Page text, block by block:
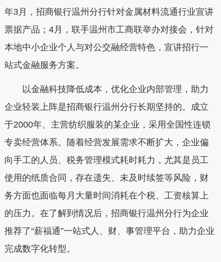
年3月，招商银行温州分行针对金属材料流通行业宣讲
票据产品；4月，联手温州市工商联举办对接会，针对
本地中小企业个人与对公交融经营特色，宣讲招行一
站式金融服务方案。
以金融科技降低成本，优化企业内部管理，助力
企业轻装上阵是招商银行温州分行长期坚持的。成立
于2000年、主营纺织服装的某企业，采用全国性连锁
专卖经营体系。随着经营发展需求不断扩大，企业偏
向手工的人员、税务管理模式耗时耗力，尤其是员工
使用的纸质合同，存在遗失、未及时续签等风险，财
务方面也面临每月大量时间消耗在个税、工资核算上
的压力。在了解到情况后，招商银行温州分行为企业
推荐了“薪福通”一站式人、财、事管理平台，助力企业
完成数字化转型。